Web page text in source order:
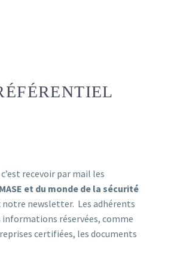
recevoir par mail les
et du monde de la sécurité
notre newsletter. Les adhérents
informations réservées, comme
certifiées, les documents